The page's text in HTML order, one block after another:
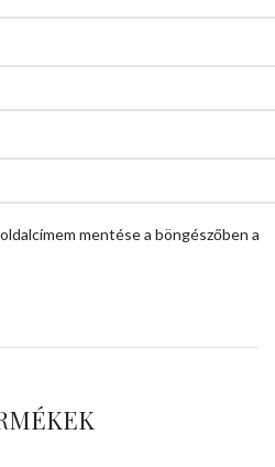
mentése a böngészőben a